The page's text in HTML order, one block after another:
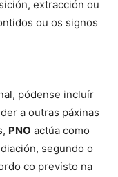
extracción ou
ou os signos
pódense incluír
a outras páxinas
PNO actúa como
segundo o
co previsto na